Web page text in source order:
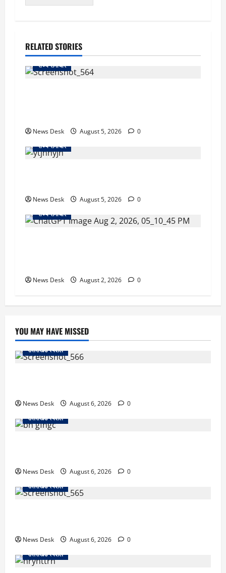
RELATED STORIES
राज्य समाचार
News Desk August 5, 2026
0
राज्य समाचार
News Desk August 5, 2026
0
राज्य समाचार
News Desk August 2, 2026 0
YOU MAY HAVE MISSED
उत्तराखंड स्पेशल
News Desk August 6, 2026
0
उत्तराखंड स्पेशल
News Desk August 6, 2026
0
उत्तराखंड स्पेशल
News Desk August 6, 2026
0
उत्तराखंड स्पेशल